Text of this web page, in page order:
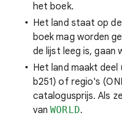
het boek.
Het land staat op
boek mag worden
de lijst leeg is, gaan
Het land maakt deel
b251) of regio's
catalogusprijs. Als
vanWORLD.